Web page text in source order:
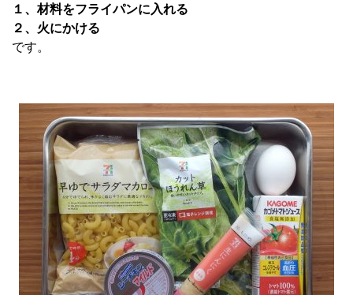
１、材料をフライパンに入れる
２、火にかける
です。